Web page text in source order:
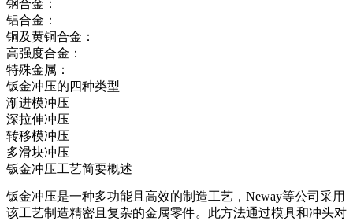
钢合金：
铝合金：
铜及黄铜合金：
高强度合金：
特殊金属：
钣金冲压的四种类型
渐进模冲压
深拉伸冲压
转移模冲压
多滑块冲压
钣金冲压工艺简要概述
钣金冲压是一种多功能且高效的制造工艺，Neway等公司采用
该工艺制造精密且复杂的金属零件。此方法通过模具和冲头对